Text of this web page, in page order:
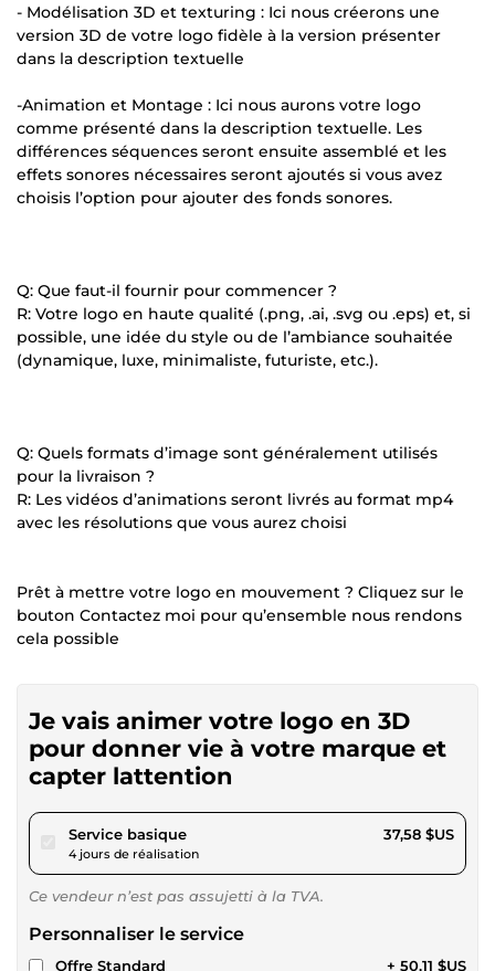
- Modélisation 3D et texturing : Ici nous créerons une
version 3D de votre logo fidèle à la version présenter
dans la description textuelle
-Animation et Montage : Ici nous aurons votre logo
comme présenté dans la description textuelle. Les
différences séquences seront ensuite assemblé et les
effets sonores nécessaires seront ajoutés si vous avez
choisis l’option pour ajouter des fonds sonores.
Q: Que faut-il fournir pour commencer ?
R: Votre logo en haute qualité (.png, .ai, .svg ou .eps) et, si
possible, une idée du style ou de l’ambiance souhaitée
(dynamique, luxe, minimaliste, futuriste, etc.).
Q: Quels formats d’image sont généralement utilisés
pour la livraison ?
R: Les vidéos d’animations seront livrés au format mp4
avec les résolutions que vous aurez choisi
Prêt à mettre votre logo en mouvement ? Cliquez sur le
bouton Contactez moi pour qu’ensemble nous rendons
cela possible
Je vais animer votre logo en 3D
pour donner vie à votre marque et
capter lattention
Service basiquepour 34,63 $US
4 jours de réalisation
37,58 $US
Ce vendeur n’est pas assujetti à la TVA.
Personnaliser le service
Offre Standard + 50,11 $US